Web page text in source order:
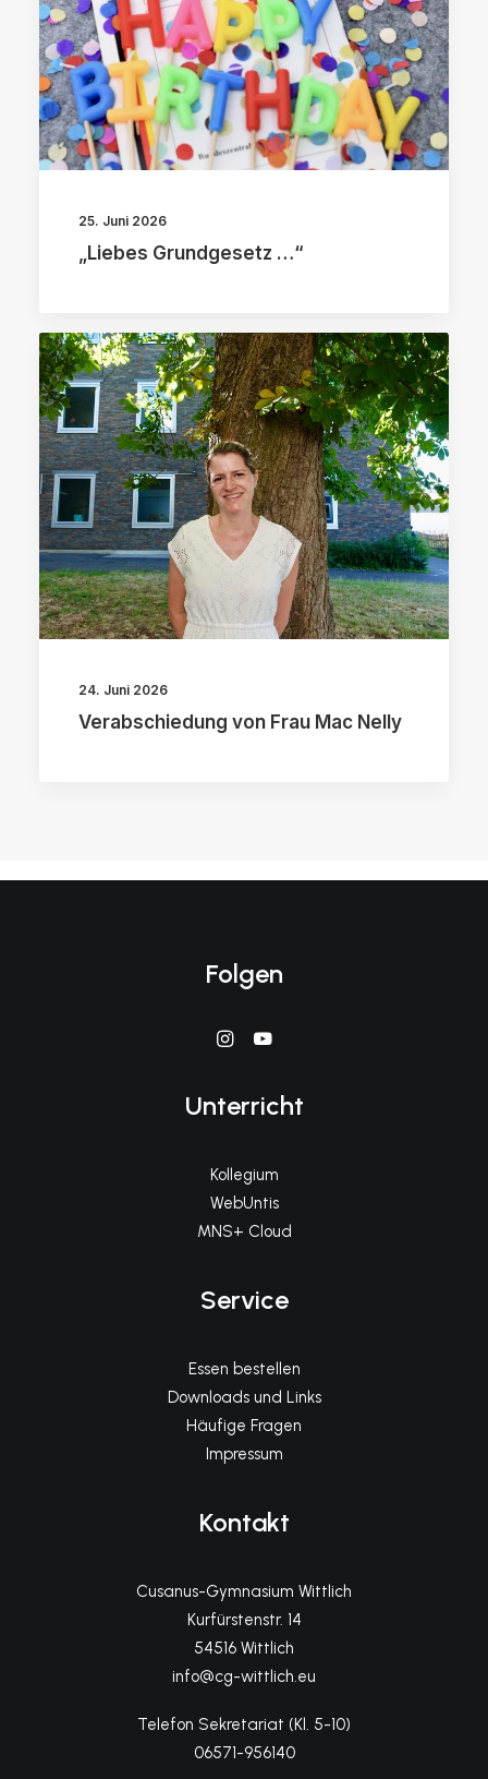
25. Juni 2026
„Liebes Grundgesetz …“
24. Juni 2026
Verabschiedung von Frau Mac Nelly
Folgen
Unterricht
Kollegium
WebUntis
MNS+ Cloud
Service
Essen bestellen
Downloads und Links
Häufige Fragen
Impressum
Kontakt
Cusanus-Gymnasium Wittlich
Kurfürstenstr. 14
54516 Wittlich
info@cg-wittlich.eu
Telefon Sekretariat (Kl. 5-10)
06571-956140